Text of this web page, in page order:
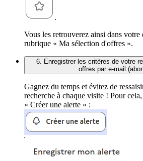
.
Vous les retrouverez ainsi dans votre
rubrique « Ma sélection d'offres ».
6. Enregistrer les critères de votre
offres par e-mail
Gagnez du temps et évitez de
recherche à chaque visite ! Pour
« Créer une alerte » :